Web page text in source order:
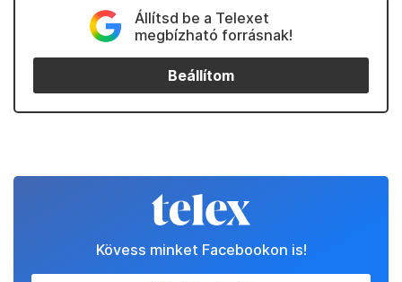
Állítsd be a Telexet
megbízható forrásnak!
Beállítom
Kövess minket Facebookon is!